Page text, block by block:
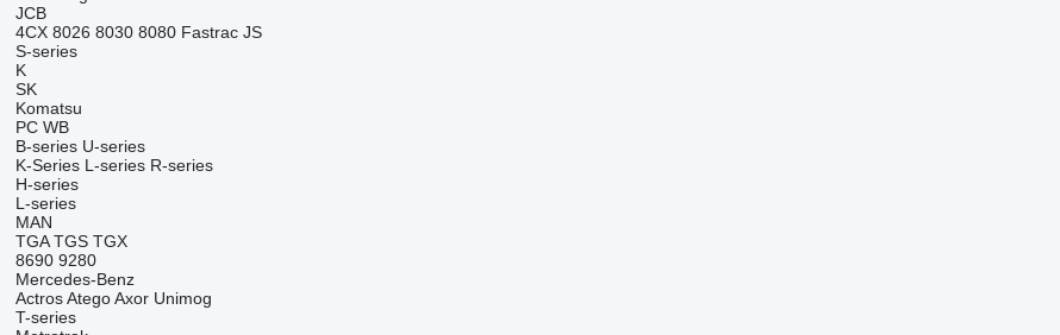
JCB
4CX 8026 8030 8080 Fastrac JS
S-series
K
SK
Komatsu
PC WB
B-series U-series
K-Series L-series R-series
H-series
L-series
MAN
TGA TGS TGX
8690 9280
Mercedes-Benz
Actros Atego Axor Unimog
T-series